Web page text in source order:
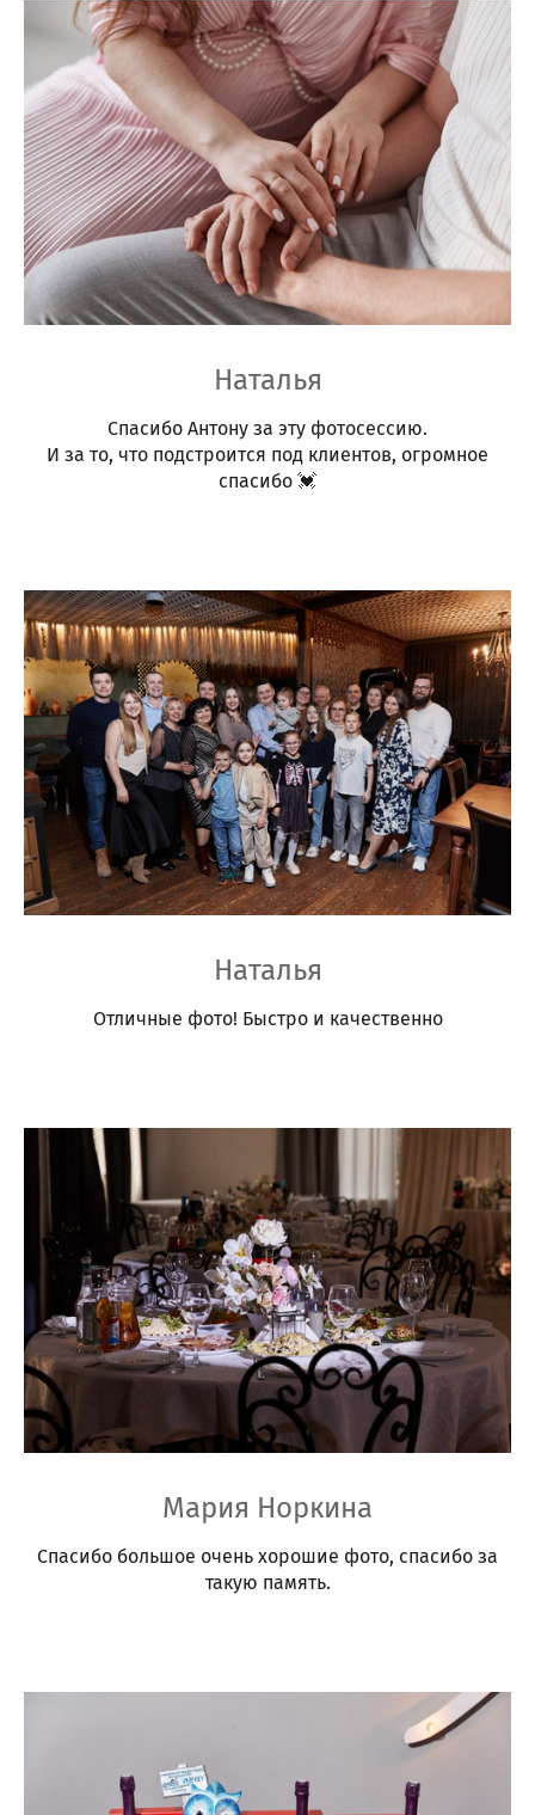
Наталья
Спасибо Антону за эту фотосессию.
И за то, что подстроится под клиентов, огромное
спасибо 💓
Наталья
Отличные фото! Быстро и качественно
Мария Норкина
Спасибо большое очень хорошие фото, спасибо за
такую память.